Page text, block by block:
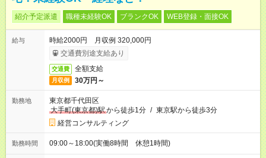
紹介予定派遣 職種未経験OK ブランクOK WEB登録・面接OK
給与
時給2000円 月収例 320,000円
交通費別途支給あり
交通費 全額支給
月収例 30万円～
勤務地
東京都千代田区
大手町(東京都)駅から徒歩1分 / 東京駅から徒歩3分
経営コンサルティング
勤務時間 09:00～18:00(実働8時間 休憩1時間)